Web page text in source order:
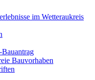
im Wetteraukreis
Bauvorhaben